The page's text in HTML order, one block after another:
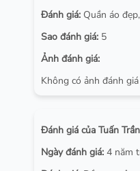
Đánh giá: Quần áo
Sao đánh giá: 5
Ảnh đánh giá:
Không có ảnh đánh
Đánh giá của Tuấn
Ngày đánh giá: 4 năm